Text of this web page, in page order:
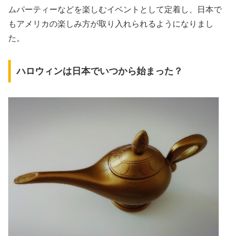
ムパーティーなどを楽しむイベントとして定着し、日本で
もアメリカの楽しみ方が取り入れられるようになりまし
た。
ハロウィンは日本でいつから始まった？